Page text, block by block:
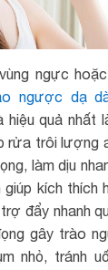
ngực
ngược dạ
hiệu quả nhất
rửa trôi lượng
làm dịu
kích thích
đẩy nhanh
gây trào
nhỏ, tránh